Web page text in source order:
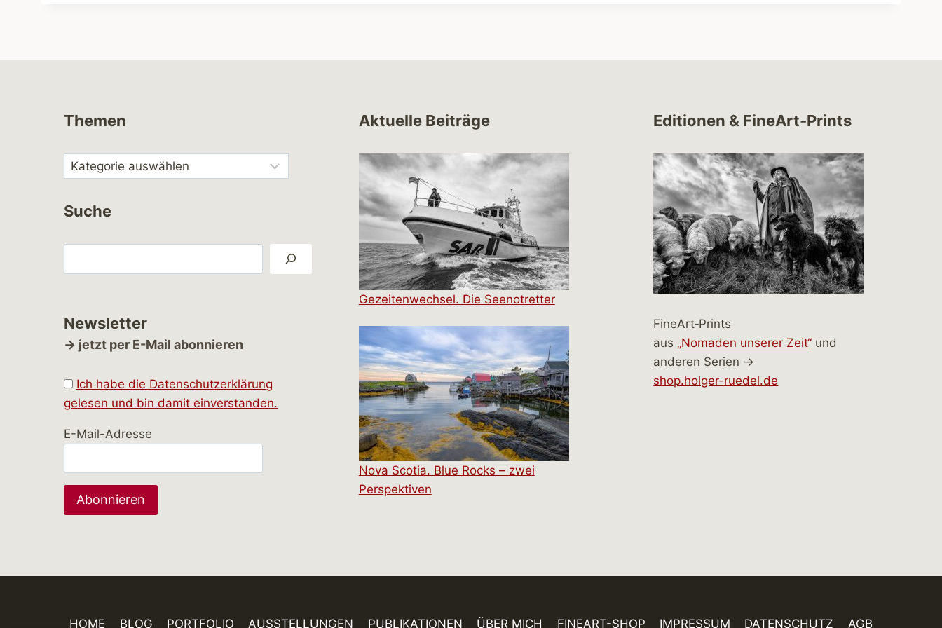
Themen
Suche
Newsletter
→ jetzt per E-Mail abonnieren
Ich habe die Datenschutzerklärung
gelesen und bin damit einverstanden.
E-Mail-Adresse
Aktuelle Beiträge
Gezeitenwechsel. Die Seenotretter
Nova Scotia. Blue Rocks – zwei
Perspektiven
Editionen & FineArt-Prints
FineArt‑Prints
aus „Nomaden unserer Zeit“ und
anderen Serien →
shop.holger-ruedel.de
HOME BLOG PORTFOLIO AUSSTELLUNGEN PUBLIKATIONEN ÜBER MICH FINEART-SHOP IMPRESSUM DATENSCHUTZ AGB